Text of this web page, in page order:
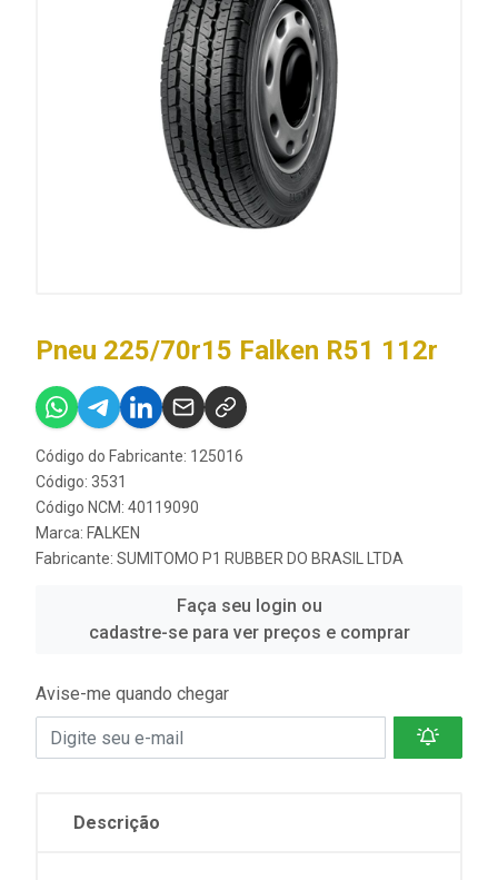
Pneu 225/70r15 Falken R51 112r
Código do Fabricante: 125016
Código: 3531
Código NCM: 40119090
Marca: FALKEN
Fabricante: SUMITOMO P1 RUBBER DO BRASIL LTDA
Faça seu login ou
cadastre-se para ver preços e comprar
Avise-me quando chegar
Descrição